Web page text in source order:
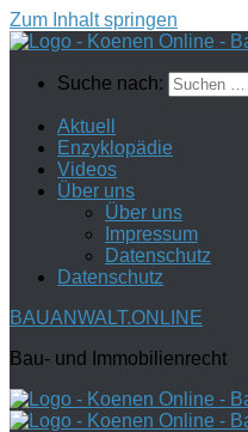
Zum Inhalt springen
Suche nach:
Aktuell
Enzyklopädie
Videos
Über uns
Über uns
Impressum
Datenschutz
Datenschutz
BAUANWALT.ONLINE
Bau- und Immobilienrecht